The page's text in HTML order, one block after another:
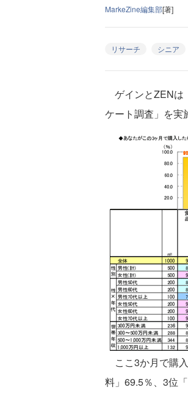
MarkeZine編集部[著]
リサーチ シニア
ゲインとZENは
ケート調査」を実
ここ3か月で購
料」69.5％、3位